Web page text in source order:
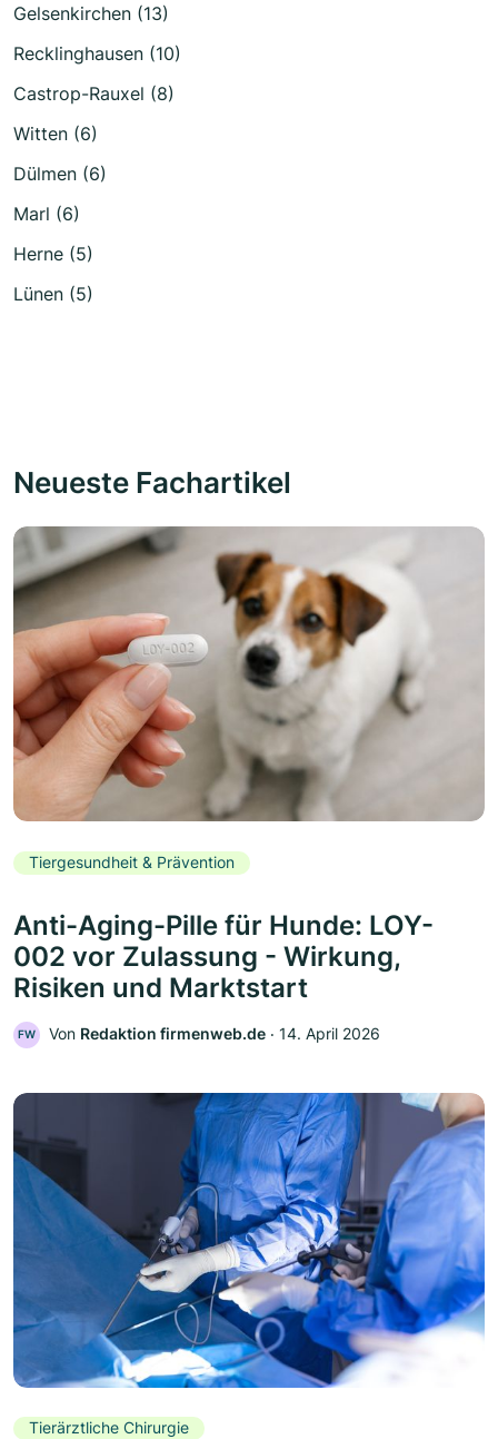
Gelsenkirchen (13)
Recklinghausen (10)
Castrop-Rauxel (8)
Witten (6)
Dülmen (6)
Marl (6)
Herne (5)
Lünen (5)
Neueste Fachartikel
Tiergesundheit & Prävention
Anti-Aging-Pille für Hunde: LOY-
002 vor Zulassung - Wirkung,
Risiken und Marktstart
FW Von Redaktion firmenweb.de ‧ 14. April 2026
Tierärztliche Chirurgie